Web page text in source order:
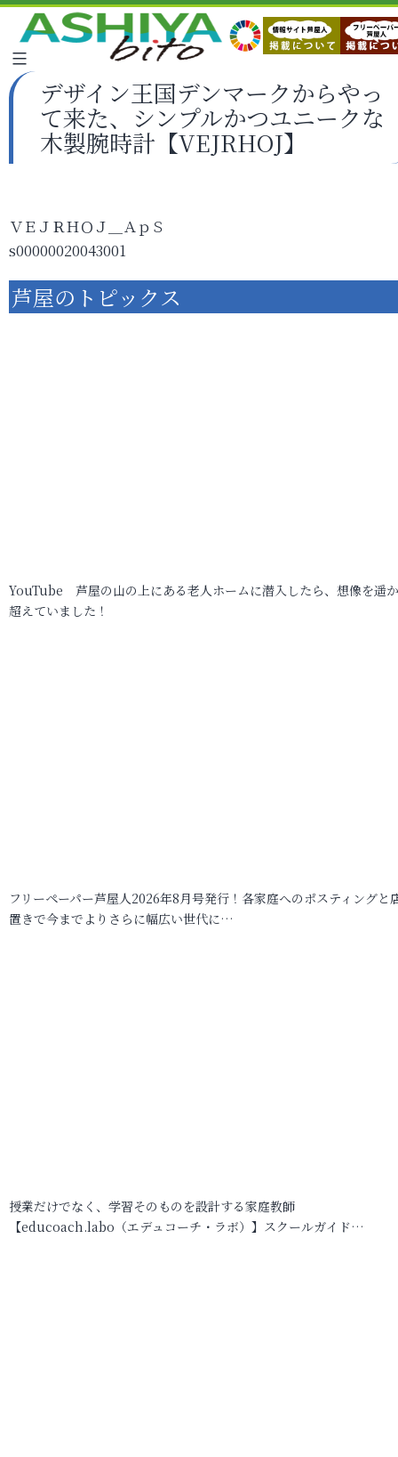
デザイン王国デンマークからやっ
て来た、シンプルかつユニークな
木製腕時計【VEJRHOJ】
ＶＥＪＲＨＯＪ＿ＡｐＳ
s00000020043001
芦屋のトピックス
YouTube 芦屋の山の上にある老人ホームに潜入したら、想像を遥
超えていました！
フリーペーパー芦屋人2026年8月号発行！各家庭へのポスティングと
置きで今までよりさらに幅広い世代に…
授業だけでなく、学習そのものを設計する家庭教師
【educoach.labo（エデュコーチ・ラボ）】スクールガイド…